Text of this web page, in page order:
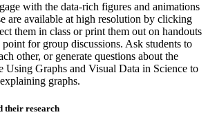
with the data-rich figures and animations
are available at high resolution by clicking
them in class or print them out on handouts
point for group discussions. Ask students to
other, or generate questions about the
Using Graphs and Visual Data in Science to
graphs.
their research